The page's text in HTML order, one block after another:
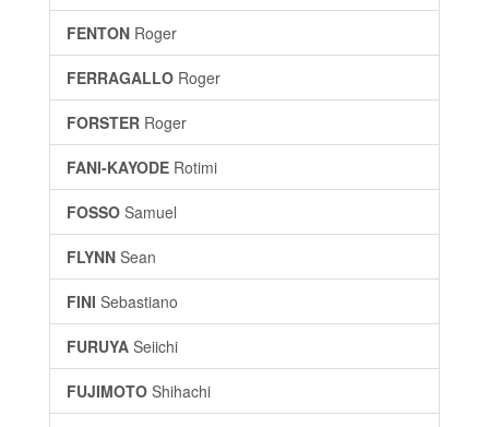
FENTON Roger
FERRAGALLO Roger
FORSTER Roger
FANI-KAYODE Rotimi
FOSSO Samuel
FLYNN Sean
FINI Sebastiano
FURUYA Seiichi
FUJIMOTO Shihachi